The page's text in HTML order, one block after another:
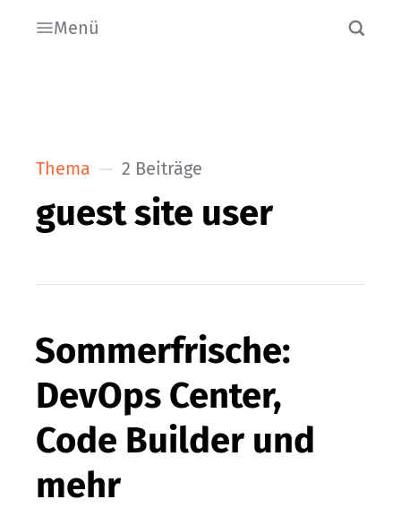
Menü
Thema 2 Beiträge
guest site user
Sommerfrische:
DevOps Center,
Code Builder und
mehr